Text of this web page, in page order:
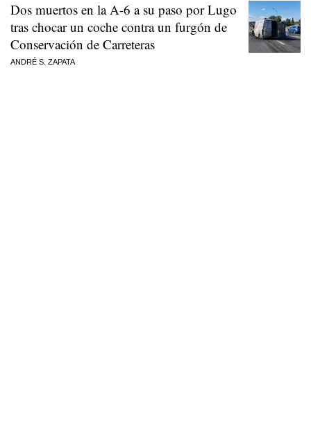
Dos muertos en la A-6 a su paso por Lugo
tras chocar un coche contra un furgón de
Conservación de Carreteras
ANDRÉ S. ZAPATA